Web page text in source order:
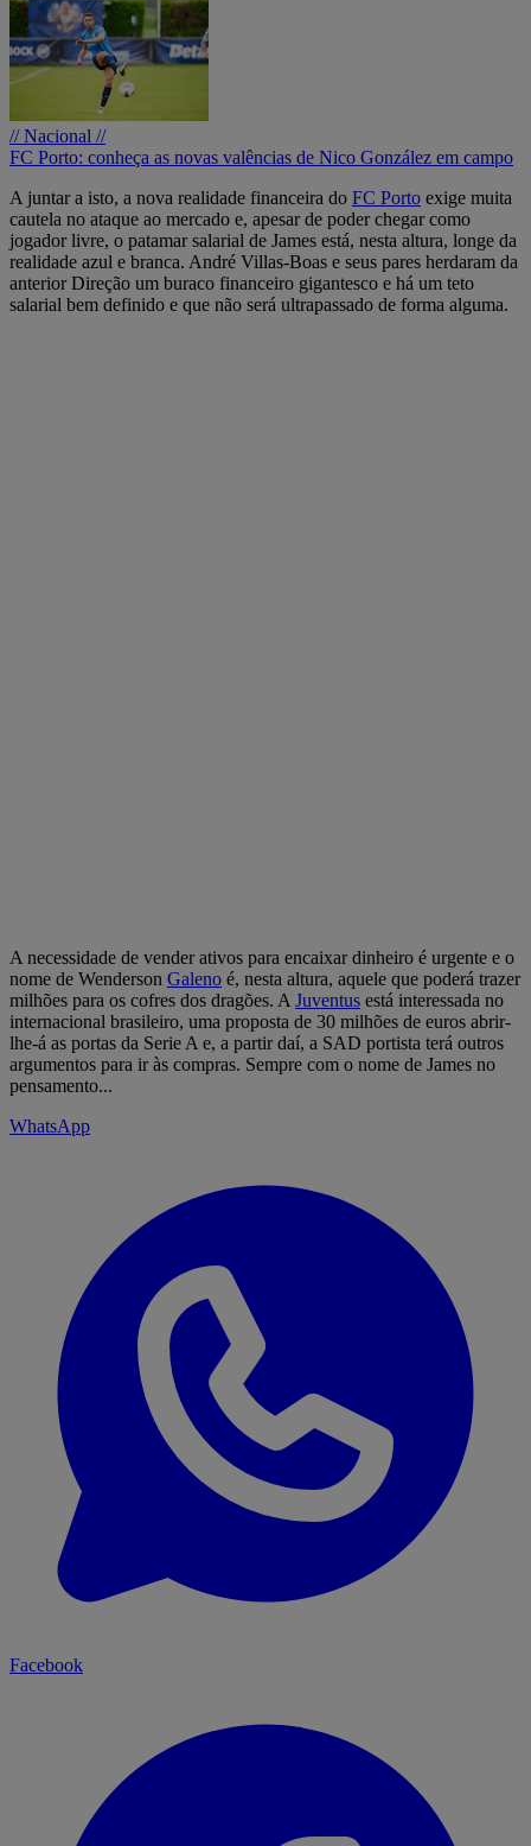
// Nacional //
FC Porto: conheça as novas valências de Nico González em campo
A juntar a isto, a nova realidade financeira do FC Porto exige muita
cautela no ataque ao mercado e, apesar de poder chegar como
jogador livre, o patamar salarial de James está, nesta altura, longe da
realidade azul e branca. André Villas-Boas e seus pares herdaram da
anterior Direção um buraco financeiro gigantesco e há um teto
salarial bem definido e que não será ultrapassado de forma alguma.
A necessidade de vender ativos para encaixar dinheiro é urgente e o
nome de Wenderson Galeno é, nesta altura, aquele que poderá trazer
milhões para os cofres dos dragões. A Juventus está interessada no
internacional brasileiro, uma proposta de 30 milhões de euros abrir-
lhe-á as portas da Serie A e, a partir daí, a SAD portista terá outros
argumentos para ir às compras. Sempre com o nome de James no
pensamento...
WhatsApp
Facebook